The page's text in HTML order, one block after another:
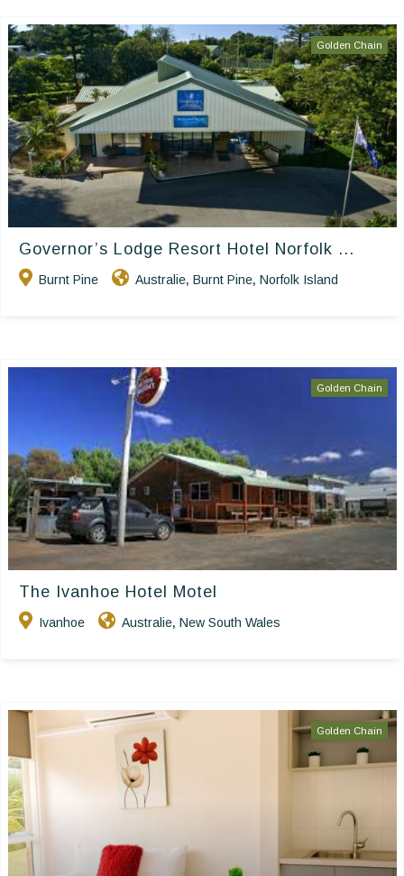
Golden Chain
Governor’s Lodge Resort Hotel Norfolk ...
Burnt Pine Australie, Burnt Pine, Norfolk Island
Golden Chain
The Ivanhoe Hotel Motel
Ivanhoe Australie, New South Wales
Golden Chain